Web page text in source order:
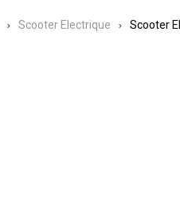
Scooter Electrique Scooter